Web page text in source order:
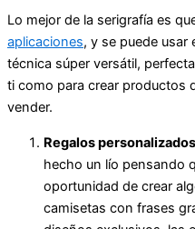
Lo mejor de la serigrafía es
aplicaciones, y se puede usar
técnica súper versátil,
ti como para crear productos
vender.
Regalos personalizados
hecho un lío pensando
oportunidad de crear
camisetas con frases